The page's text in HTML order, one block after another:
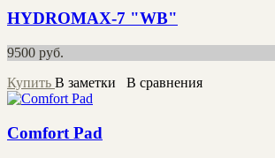
HYDROMAX-7 "WB"
9500 руб.
Купить В заметки В сравнения
Comfort Pad